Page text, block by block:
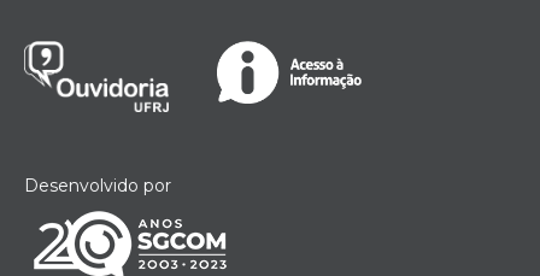
Desenvolvido por